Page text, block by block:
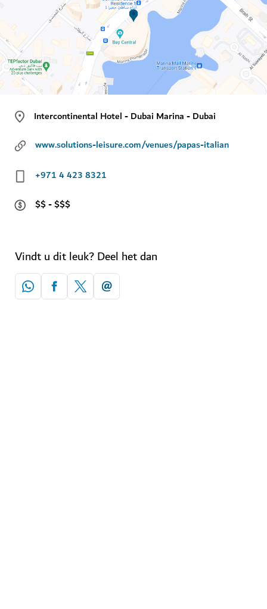
Intercontinental Hotel - Dubai Marina - Dubai
www.solutions-leisure.com/venues/papas-italian
+971 4 423 8321
$$ - $$$
Vindt u dit leuk? Deel het dan